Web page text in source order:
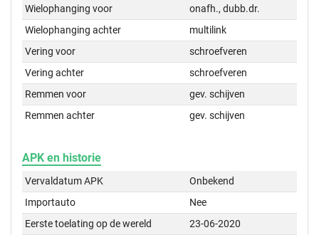
Wielophanging voor
onafh., dubb.dr.
Wielophanging achter
multilink
Vering voor
schroefveren
Vering achter
schroefveren
Remmen voor
gev. schijven
Remmen achter
gev. schijven
APK en historie
Vervaldatum APK
Onbekend
Importauto
Nee
Eerste toelating op de wereld
23-06-2020